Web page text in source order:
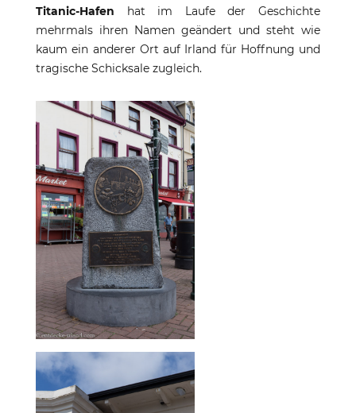
Titanic-Hafen hat im Laufe der Geschichte
mehrmals ihren Namen geändert und steht wie
kaum ein anderer Ort auf Irland für Hoffnung und
tragische Schicksale zugleich.